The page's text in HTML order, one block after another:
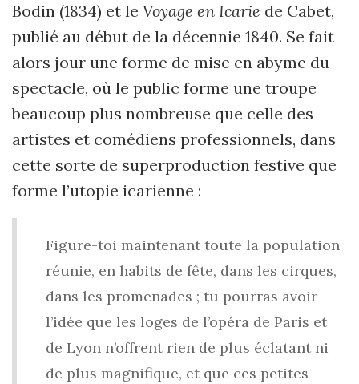
Bodin (1834) et le Voyage en Icarie de Cabet,
publié au début de la décennie 1840. Se fait
alors jour une forme de mise en abyme du
spectacle, où le public forme une troupe
beaucoup plus nombreuse que celle des
artistes et comédiens professionnels, dans
cette sorte de superproduction festive que
forme l’utopie icarienne :
Figure-toi maintenant toute la population
réunie, en habits de fête, dans les cirques,
dans les promenades ; tu pourras avoir
l’idée que les loges de l’opéra de Paris et
de Lyon n’offrent rien de plus éclatant ni
de plus magnifique, et que ces petites